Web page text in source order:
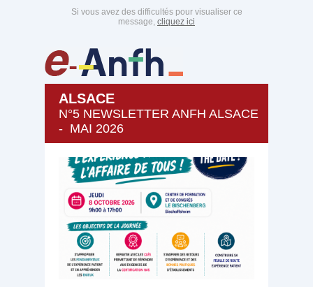
Si vous avez des difficultés pour visualiser ce
message, cliquez ici
ALSACE
N°5 NEWSLETTER ANFH ALSACE
- MAI 2026